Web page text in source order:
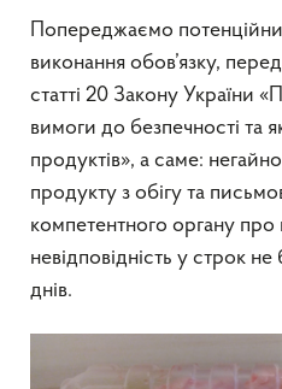
Попереджаємо
виконання обов’язку,
статті 20 Закону України
вимоги до безпечності та
продуктів», а саме:
продукту з обігу та
компетентного органу про
невідповідність у строк
днів.